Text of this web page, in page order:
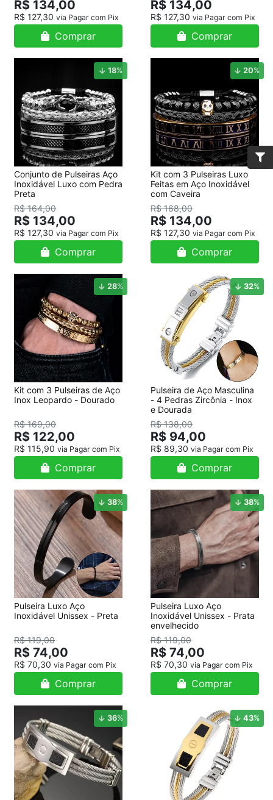
R$ 134,00
R$ 127,30 via Pagar com Pix
Comprar
R$ 134,00
R$ 127,30 via Pagar com Pix
Comprar
18%
Conjunto de Pulseiras Aço
Inoxidável Luxo com Pedra
Preta
R$ 164,00
R$ 134,00
R$ 127,30 via Pagar com Pix
Comprar
20%
Kit com 3 Pulseiras Luxo
Feitas em Aço Inoxidável
com Caveira
R$ 168,00
R$ 134,00
R$ 127,30 via Pagar com Pix
Comprar
28%
Kit com 3 Pulseiras de Aço
Inox Leopardo - Dourado
R$ 169,00
R$ 122,00
R$ 115,90 via Pagar com Pix
Comprar
32%
Pulseira de Aço Masculina
- 4 Pedras Zircônia - Inox
e Dourada
R$ 138,00
R$ 94,00
R$ 89,30 via Pagar com Pix
Comprar
38%
Pulseira Luxo Aço
Inoxidável Unissex - Preta
R$ 119,00
R$ 74,00
R$ 70,30 via Pagar com Pix
Comprar
38%
Pulseira Luxo Aço
Inoxidável Unissex - Prata
envelhecido
R$ 119,00
R$ 74,00
R$ 70,30 via Pagar com Pix
Comprar
36% 43%